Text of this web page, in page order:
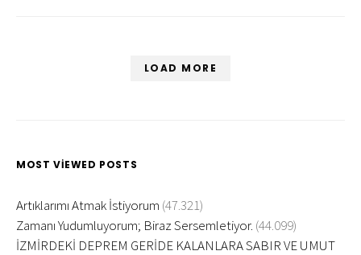
LOAD MORE
MOST VIEWED POSTS
Artıklarımı Atmak İstiyorum (47.321)
Zamanı Yudumluyorum; Biraz Sersemletiyor. (44.099)
İZMİRDEKİ DEPREM GERİDE KALANLARA SABIR VE UMUT